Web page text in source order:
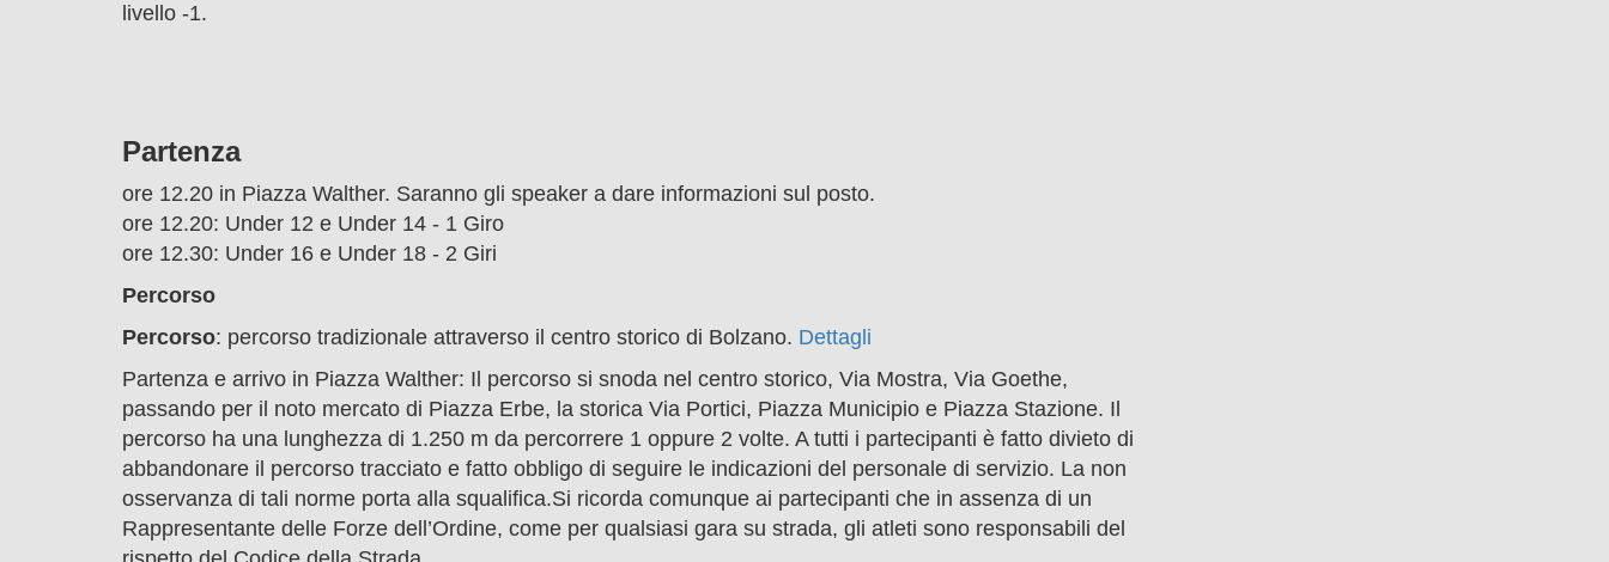
livello -1.
Partenza
ore 12.20 in Piazza Walther. Saranno gli speaker a dare informazioni sul posto.
ore 12.20: Under 12 e Under 14 - 1 Giro
ore 12.30: Under 16 e Under 18 - 2 Giri
Percorso
Percorso: percorso tradizionale attraverso il centro storico di Bolzano. Dettagli
Partenza e arrivo in Piazza Walther: Il percorso si snoda nel centro storico, Via Mostra, Via Goethe,
passando per il noto mercato di Piazza Erbe, la storica Via Portici, Piazza Municipio e Piazza Stazione. Il
percorso ha una lunghezza di 1.250 m da percorrere 1 oppure 2 volte. A tutti i partecipanti è fatto divieto di
abbandonare il percorso tracciato e fatto obbligo di seguire le indicazioni del personale di servizio. La non
osservanza di tali norme porta alla squalifica.Si ricorda comunque ai partecipanti che in assenza di un
Rappresentante delle Forze dell’Ordine, come per qualsiasi gara su strada, gli atleti sono responsabili del